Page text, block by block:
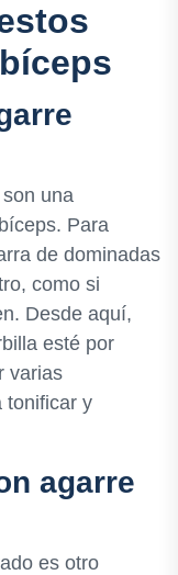
una
Para
de dominadas
como si
Desde aquí,
esté por
varias
tonificar y
agarre
es otro